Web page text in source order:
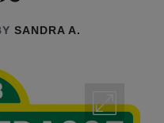
SANDRA A.